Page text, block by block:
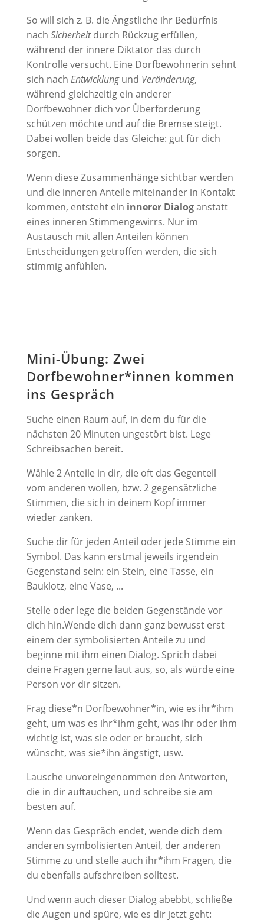
So will sich z. B. die Ängstliche ihr Bedürfnis
nach Sicherheitdurch Rückzug erfüllen,
während der innere Diktator das durch
Kontrolle versucht. Eine Dorfbewohnerin sehnt
sich nach Entwicklungund Veränderung,
während gleichzeitig ein anderer
Dorfbewohner dich vor Überforderung
schützen möchte und auf die Bremse steigt.
Dabei wollen beide das Gleiche: gut für dich
sorgen.
Wenn diese Zusammenhänge sichtbar werden
und die inneren Anteile miteinander in Kontakt
kommen, entsteht ein innerer Dialoganstatt
eines inneren Stimmengewirrs. Nur im
Austausch mit allen Anteilen können
Entscheidungen getroffen werden, die sich
stimmig anfühlen.
Mini-Übung: Zwei
Dorfbewohner*innen kommen
ins Gespräch
Suche einen Raum auf, in dem du für die
nächsten 20 Minuten ungestört bist. Lege
Schreibsachen bereit.
Wähle 2 Anteile in dir, die oft das Gegenteil
vom anderen wollen, bzw. 2 gegensätzliche
Stimmen, die sich in deinem Kopf immer
wieder zanken.
Suche dir für jeden Anteil oder jede Stimme ein
Symbol. Das kann erstmal jeweils irgendein
Gegenstand sein: ein Stein, eine Tasse, ein
Bauklotz, eine Vase, ...
Stelle oder lege die beiden Gegenstände vor
dich hin.Wende dich dann ganz bewusst erst
einem der symbolisierten Anteile zu und
beginne mit ihm einen Dialog. Sprich dabei
deine Fragen gerne laut aus, so, als würde eine
Person vor dir sitzen.
Frag diese*n Dorfbewohner*in, wie es ihr*ihm
geht, um was es ihr*ihm geht, was ihr oder ihm
wichtig ist, was sie oder er braucht, sich
wünscht, was sie*ihn ängstigt, usw.
Lausche unvoreingenommen den Antworten,
die in dir auftauchen, und schreibe sie am
besten auf.
Wenn das Gespräch endet, wende dich dem
anderen symbolisierten Anteil, der anderen
Stimme zu und stelle auch ihr*ihm Fragen, die
du ebenfalls aufschreiben solltest.
Und wenn auch dieser Dialog abebbt, schließe
die Augen und spüre, wie es dir jetzt geht: